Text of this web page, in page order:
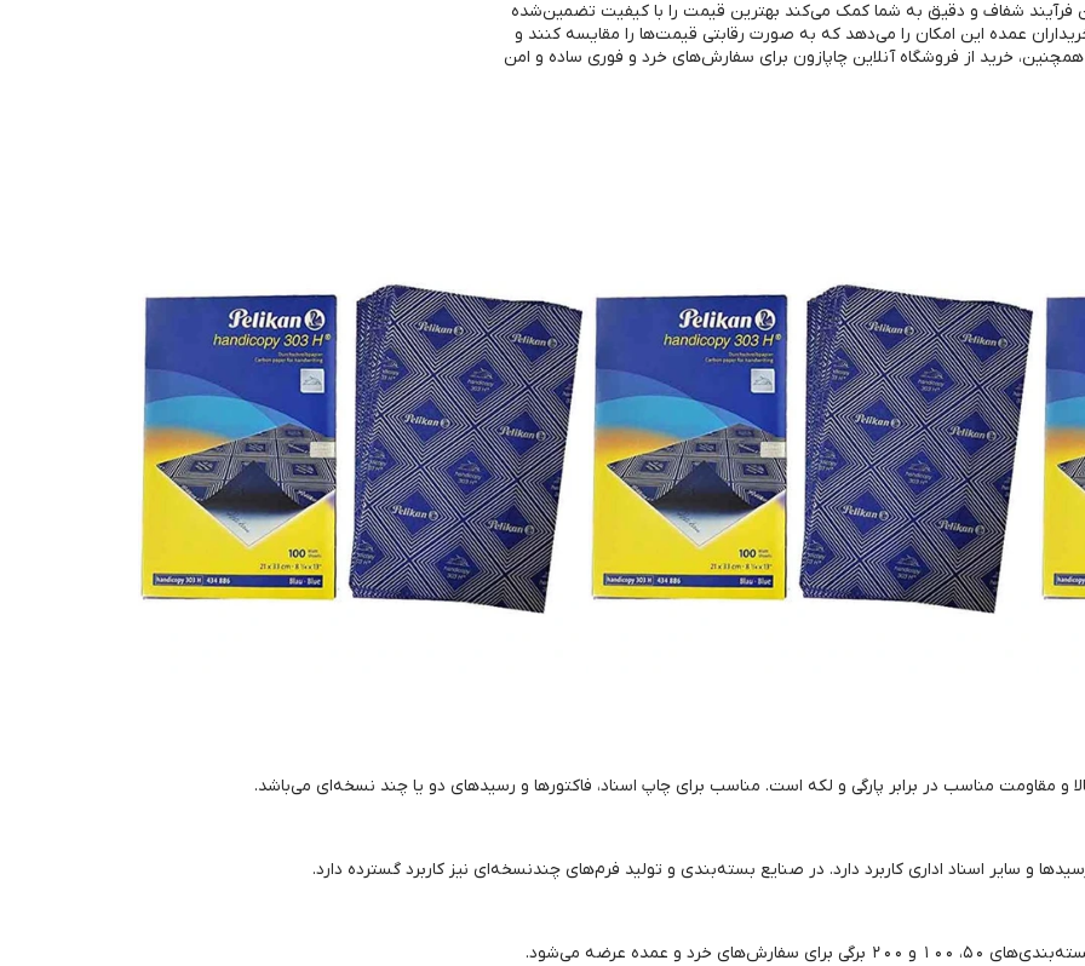
فرآیند شفاف و دقیق به شما کمک می‌کند بهترین قیمت را با کیفیت تضمین‌شده
عمده این امکان را می‌دهد که به صورت رقابتی قیمت‌ها را مقایسه کنند و
خرید از فروشگاه آنلاین چاپازون برای سفارش‌های خرد و فوری ساده و امن
و مقاومت مناسب در برابر پارگی و لکه است. مناسب برای چاپ اسناد، فاکتورها و رسیدهای دو یا چند نسخه‌ای می‌باشد.
و سایر اسناد اداری کاربرد دارد. در صنایع بسته‌بندی و تولید فرم‌های چندنسخه‌ای نیز کاربرد گسترده دارد.
و عمده عرضه می‌شود.